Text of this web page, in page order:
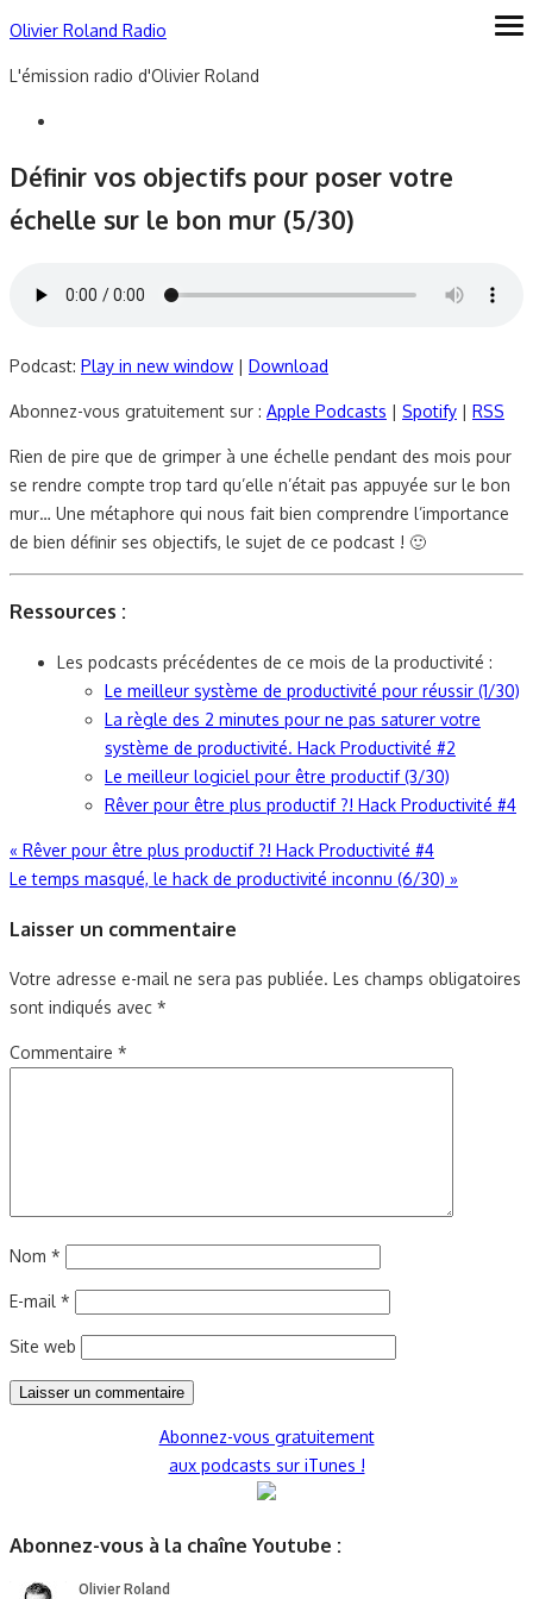
Skip
content
Olivier Roland Radio
L'émission radio d'Olivier Roland
Définir vos objectifs pour poser votre
échelle sur le bon mur (5/30)
Podcast: Play in new window | Download
Abonnez-vous gratuitement sur : Apple Podcasts | Spotify | RSS
Rien de pire que de grimper à une échelle pendant des mois pour
se rendre compte trop tard qu’elle n’était pas appuyée sur le bon
mur… Une métaphore qui nous fait bien comprendre l’importance
de bien définir ses objectifs, le sujet de ce podcast ! 🙂
Ressources :
Les podcasts précédentes de ce mois de la productivité :
Le meilleur système de productivité pour réussir (1/30)
La règle des 2 minutes pour ne pas saturer votre
système de productivité. Hack Productivité #2
Le meilleur logiciel pour être productif (3/30)
Rêver pour être plus productif ?! Hack Productivité #4
Navigation
de
l’article
« Rêver pour être plus productif ?! Hack Productivité #4
Le temps masqué, le hack de productivité inconnu (6/30) »
Laisser un commentaire
Votre adresse e-mail ne sera pas publiée. Les champs obligatoires
sont indiqués avec *
Commentaire *
Nom *
E-mail *
Site web
Abonnez-vous gratuitement
aux podcasts sur iTunes !
Abonnez-vous à la chaîne Youtube :